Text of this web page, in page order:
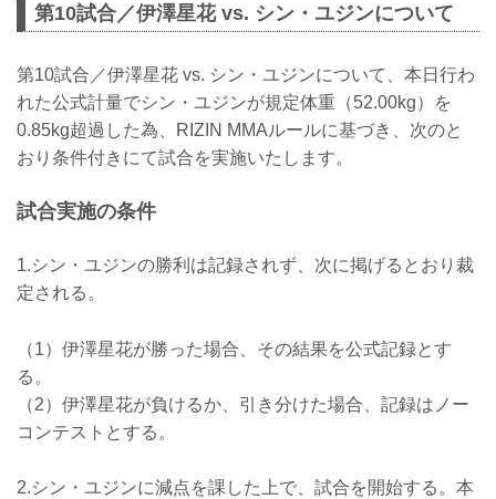
第10試合／伊澤星花 vs. シン・ユジンについて
第10試合／伊澤星花 vs. シン・ユジンについて、本日行わ
れた公式計量でシン・ユジンが規定体重（52.00kg）を
0.85kg超過した為、RIZIN MMAルールに基づき、次のと
おり条件付きにて試合を実施いたします。
試合実施の条件
1.シン・ユジンの勝利は記録されず、次に掲げるとおり裁
定される。
（1）伊澤星花が勝った場合、その結果を公式記録とす
る。
（2）伊澤星花が負けるか、引き分けた場合、記録はノー
コンテストとする。
2.シン・ユジンに減点を課した上で、試合を開始する。本